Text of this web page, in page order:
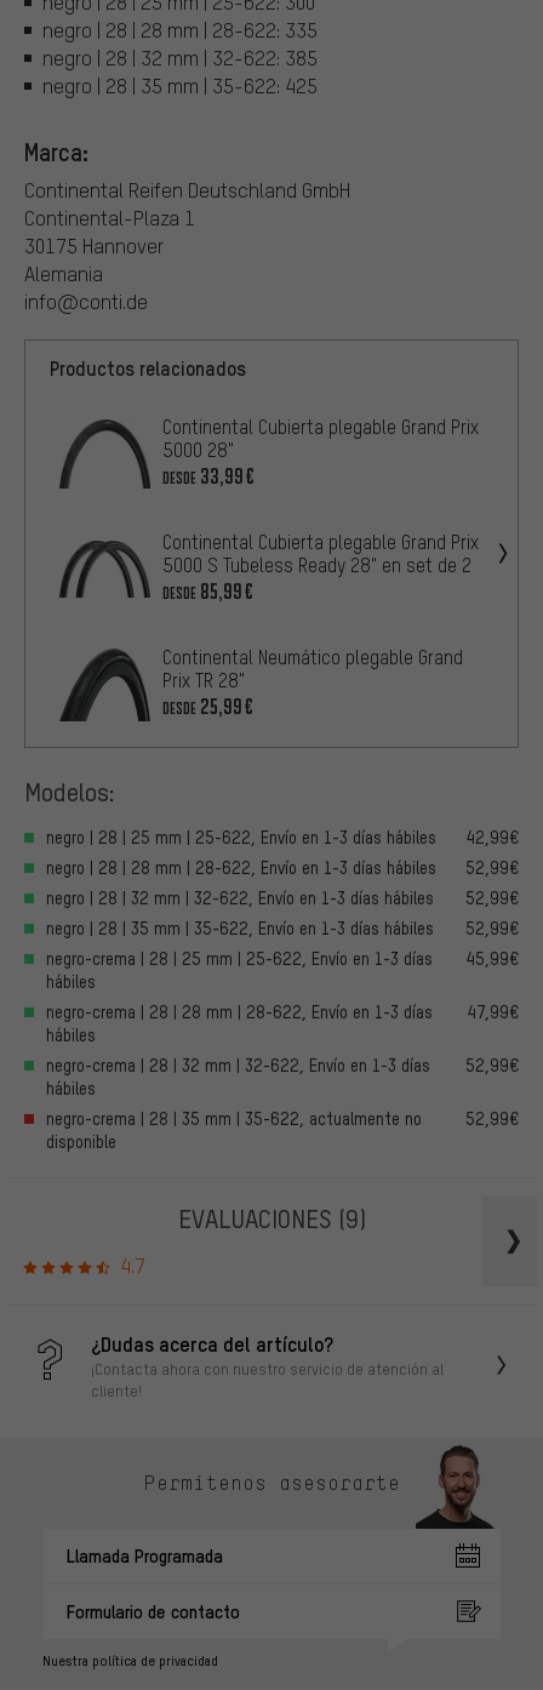
negro | 28 | 28 mm | 28-622: 335
negro | 28 | 32 mm | 32-622: 385
negro | 28 | 35 mm | 35-622: 425
Marca:
Continental Reifen Deutschland GmbH
Continental-Plaza 1
30175 Hannover
Alemania
info@conti.de
Productos relacionados
Continental Cubierta plegable Grand Prix
5000 28"
DESDE 33,99€
Continental Cubierta plegable Grand Prix
5000 S Tubeless Ready 28" en set de 2
DESDE 85,99€
Continental Neumático plegable Grand
Prix TR 28"
DESDE 25,99€
Modelos:
negro | 28 | 25 mm | 25-622, Envío en 1-3 días hábiles
42,99€
negro | 28 | 28 mm | 28-622, Envío en 1-3 días hábiles
52,99€
negro | 28 | 32 mm | 32-622, Envío en 1-3 días hábiles
52,99€
negro | 28 | 35 mm | 35-622, Envío en 1-3 días hábiles
52,99€
negro-crema | 28 | 25 mm | 25-622, Envío en 1-3 días
hábiles
45,99€
negro-crema | 28 | 28 mm | 28-622, Envío en 1-3 días
hábiles
47,99€
negro-crema | 28 | 32 mm | 32-622, Envío en 1-3 días
hábiles
52,99€
negro-crema | 28 | 35 mm | 35-622, actualmente no
disponible
52,99€
EVALUACIONES (9)
4.7
¿Dudas acerca del artículo?
¡Contacta ahora con nuestro servicio de atención al
cliente!
Permítenos asesorarte
Llamada Programada
Formulario de contacto
Nuestra política de privacidad